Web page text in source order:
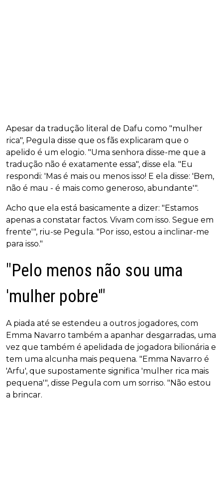
Apesar da tradução literal de Dafu como "mulher
rica", Pegula disse que os fãs explicaram que o
apelido é um elogio. "Uma senhora disse-me que a
tradução não é exatamente essa", disse ela. "Eu
respondi: 'Mas é mais ou menos isso! E ela disse: 'Bem,
não é mau - é mais como generoso, abundante'".
Acho que ela está basicamente a dizer: "Estamos
apenas a constatar factos. Vivam com isso. Segue em
frente'", riu-se Pegula. "Por isso, estou a inclinar-me
para isso."
"Pelo menos não sou uma
'mulher pobre'"
A piada até se estendeu a outros jogadores, com
Emma Navarro também a apanhar desgarradas, uma
vez que também é apelidada de jogadora bilionária e
tem uma alcunha mais pequena. "Emma Navarro é
'Arfu', que supostamente significa 'mulher rica mais
pequena'", disse Pegula com um sorriso. "Não estou
a brincar.